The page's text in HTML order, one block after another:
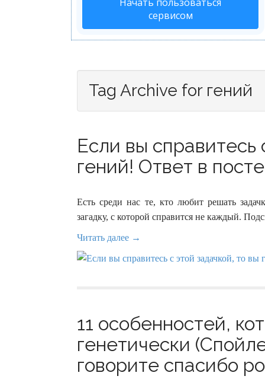
сервисом
Tag Archive for гений
Если вы справитесь
гений! Ответ в
Есть среди нас те, кто любит решать
загадку, с которой справится не каждый.
Читать далее →
11 особенностей,
генетически
говорите спасибо